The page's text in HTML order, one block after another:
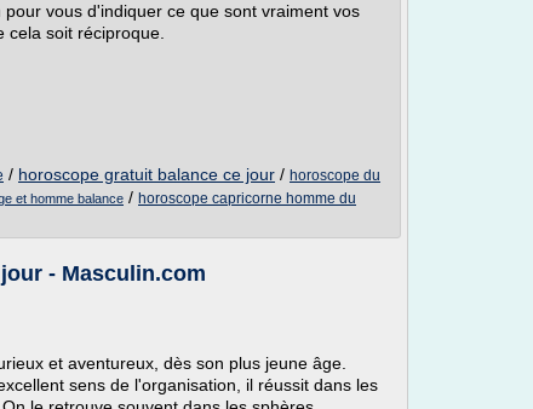
vous d'indiquer ce que sont vraiment vos
cela soit réciproque.
/ horoscope gratuit balance ce jour / horoscope du
et homme balance / horoscope capricorne homme du
- Masculin.com
et aventureux, dès son plus jeune âge.
sens de l'organisation, il réussit dans les